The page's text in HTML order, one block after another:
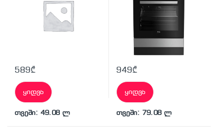
589₾
ყიდვა
თვეში: 49.08 ლ
949₾
ყიდვა
თვეში: 79.08 ლ